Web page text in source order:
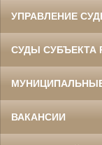
УПРАВЛЕНИЕ
СУДЫ СУБЪЕКТА
ВАКАНСИИ